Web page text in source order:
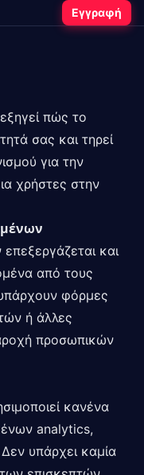
Εγγραφή
πώς το
σας και τηρεί
για την
χρήστες στην
και
από τους
φόρμες
ή άλλες
προσωπικών
κανένα
analytics,
υπάρχει καμία